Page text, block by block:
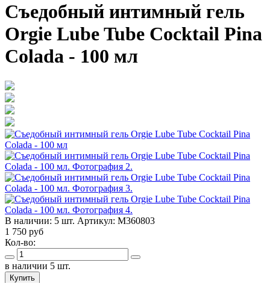
Съедобный интимный гель
Orgie Lube Tube Cocktail Pina
Colada - 100 мл
В наличии: 5 шт. Артикул: M360803
1 750 руб
Кол-во:
в наличии 5 шт.
Купить